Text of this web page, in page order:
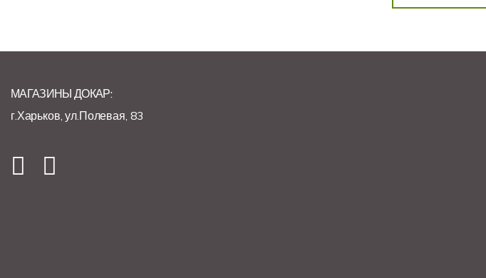
МАГАЗИНЫ ДОКАР:
г.Харьков, ул.Полевая, 83